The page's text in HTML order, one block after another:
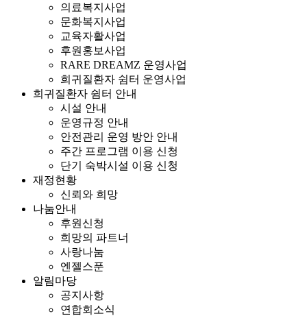
의료복지사업
문화복지사업
교육자활사업
후원홍보사업
RARE DREAMZ 운영사업
희귀질환자 쉼터 운영사업
희귀질환자 쉼터 안내
시설 안내
운영규정 안내
안전관리 운영 방안 안내
주간 프로그램 이용 신청
단기 숙박시설 이용 신청
재정현황
신뢰와 희망
나눔안내
후원신청
희망의 파트너
사랑나눔
엔젤스푼
알림마당
공지사항
연합회소식